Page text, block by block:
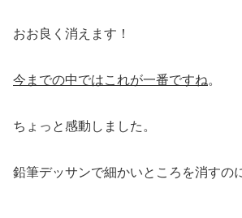
おお良く消えます！
今までの中ではこれが一番ですね。
ちょっと感動しました。
鉛筆デッサンで細かいところを消すの